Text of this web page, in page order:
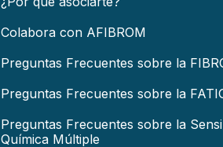
Colabora con AFIBROM
Preguntas Frecuentes sobre la
Preguntas Frecuentes sobre la
Preguntas Frecuentes sobre la
Química Múltiple